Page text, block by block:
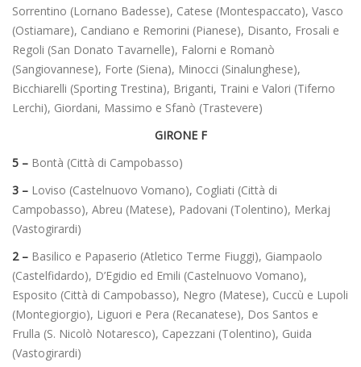
Sorrentino (Lornano Badesse), Catese (Montespaccato), Vasco
(Ostiamare), Candiano e Remorini (Pianese), Disanto, Frosali e
Regoli (San Donato Tavarnelle), Falorni e Romanò
(Sangiovannese), Forte (Siena), Minocci (Sinalunghese),
Bicchiarelli (Sporting Trestina), Briganti, Traini e Valori (Tiferno
Lerchi), Giordani, Massimo e Sfanò (Trastevere)
GIRONE F
5 – Bontà (Città di Campobasso)
3 – Loviso (Castelnuovo Vomano), Cogliati (Città di
Campobasso), Abreu (Matese), Padovani (Tolentino), Merkaj
(Vastogirardi)
2 – Basilico e Papaserio (Atletico Terme Fiuggi), Giampaolo
(Castelfidardo), D’Egidio ed Emili (Castelnuovo Vomano),
Esposito (Città di Campobasso), Negro (Matese), Cuccù e Lupoli
(Montegiorgio), Liguori e Pera (Recanatese), Dos Santos e
Frulla (S. Nicolò Notaresco), Capezzani (Tolentino), Guida
(Vastogirardi)